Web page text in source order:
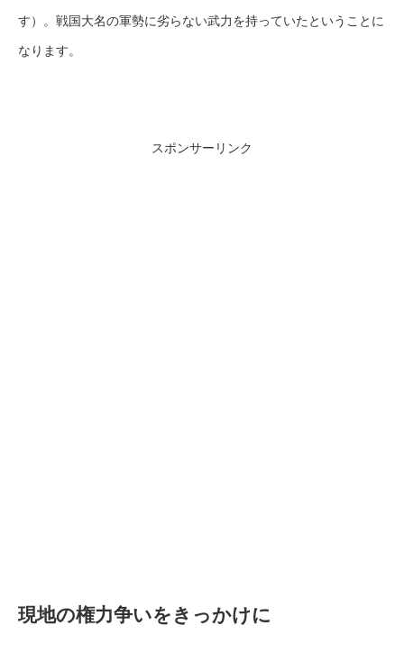
す）。戦国大名の軍勢に劣らない武力を持っていたということに
なります。
スポンサーリンク
現地の権力争いをきっかけに